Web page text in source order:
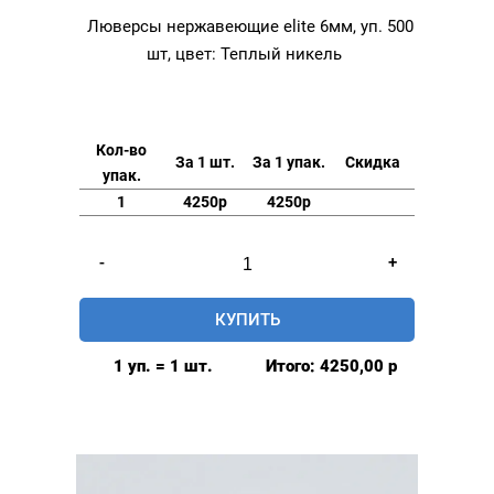
Люверсы нержавеющие elite 6мм, уп. 500
шт, цвет: Теплый никель
Кол-во
упак.
За 1 шт. За 1 упак. Скидка
1 4250р 4250р
-
товара
Люверсы
нержавеющие
+
КУПИТЬ
1 уп. = 1 шт. Итого: 4250,00 р